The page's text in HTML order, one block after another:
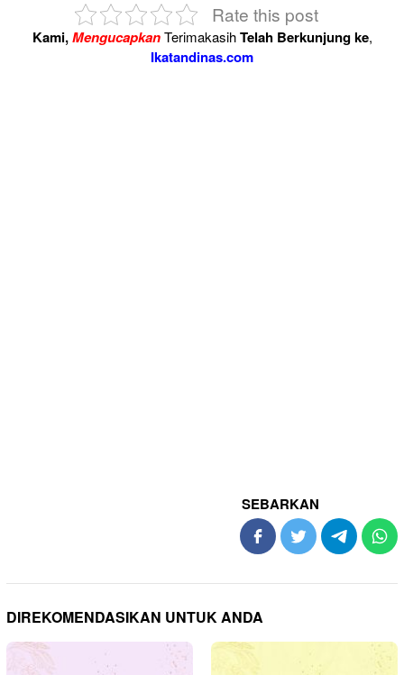
Rate this post
Kami,MengucapkanTerimakasihTelah Berkunjung ke,
Ikatandinas.com
SEBARKAN
DIREKOMENDASIKAN UNTUK ANDA